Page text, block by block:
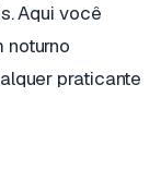
Aqui você
noturno
praticante